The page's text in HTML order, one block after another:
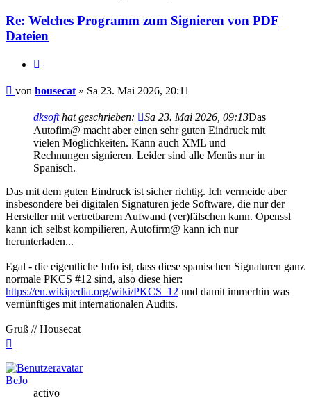
Re: Welches Programm zum Signieren von PDF
Dateien
Beitrag
von housecat » Sa 23. Mai 2026, 20:11
dksofthat geschrieben: Sa 23. Mai 2026, 09:13Das
Autofim@ macht aber einen sehr guten Eindruck mit
vielen Möglichkeiten. Kann auch XML und
Rechnungen signieren. Leider sind alle Menüs nur in
Spanisch.
Das mit dem guten Eindruck ist sicher richtig. Ich vermeide aber
insbesondere bei digitalen Signaturen jede Software, die nur der
Hersteller mit vertretbarem Aufwand (ver)fälschen kann. Openssl
kann ich selbst kompilieren, Autofirm@ kann ich nur
herunterladen...
Egal - die eigentliche Info ist, dass diese spanischen Signaturen ganz
normale PKCS #12 sind, also diese hier:
https://en.wikipedia.org/wiki/PKCS_12 und damit immerhin was
vernünftiges mit internationalen Audits.
Gruß // Housecat
BeJo
activo